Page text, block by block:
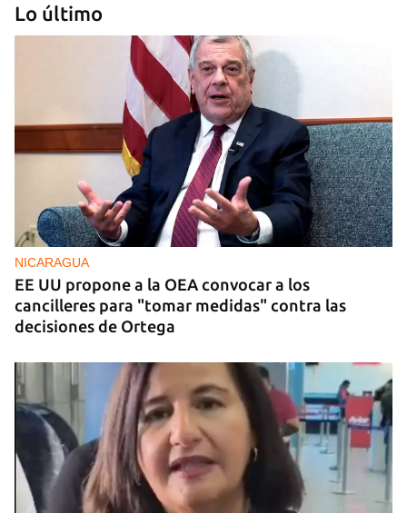
Estreno del documental ‘Chirino’, del cineasta
cubano Jorge Soliño
Lo último
NICARAGUA
EE UU propone a la OEA convocar a los
cancilleres para "tomar medidas" contra las
decisiones de Ortega